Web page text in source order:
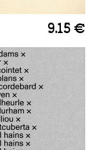
9.15 €